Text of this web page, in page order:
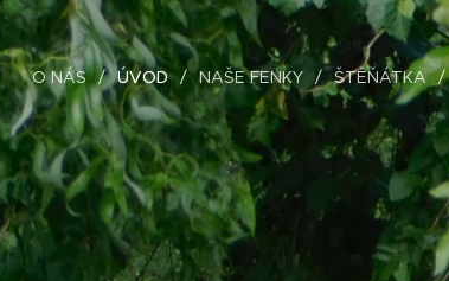
O NÁS ÚVOD NAŠE FENKY ŠTĚŇÁTKA